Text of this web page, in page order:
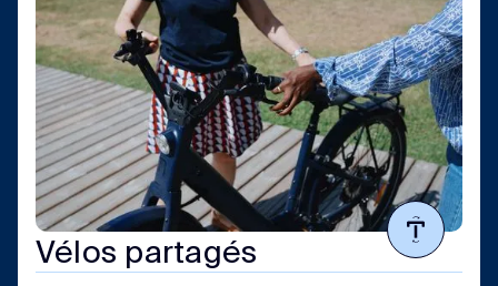
Vélos partagés